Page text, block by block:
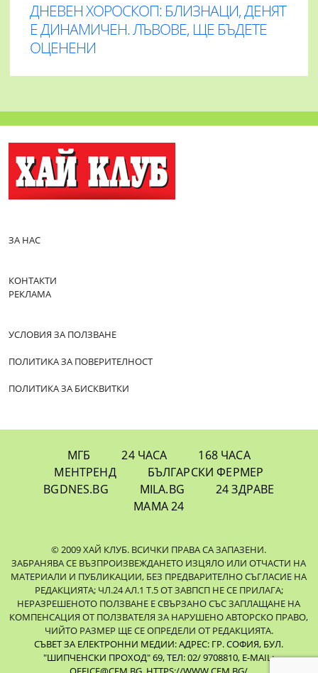
ДНЕВЕН ХОРОСКОП: БЛИЗНАЦИ, ДЕНЯТ
Е ДИНАМИЧЕН. ЛЪВОВЕ, ЩЕ БЪДЕТЕ
ОЦЕНЕНИ
ЗА НАС
КОНТАКТИ
РЕКЛАМА
УСЛОВИЯ ЗА ПОЛЗВАНЕ
ПОЛИТИКА ЗА ПОВЕРИТЕЛНОСТ
ПОЛИТИКА ЗА БИСКВИТКИ
МГБ 24 ЧАСА
168 ЧАСА
МЕНТРЕНД
БЪЛГАРСКИ ФЕРМЕР
BGDNES.BG
MILA.BG
24 ЗДРАВЕ
МАМА 24
© 2009 ХАЙ КЛУБ. ВСИЧКИ ПРАВА СА ЗАПАЗЕНИ.
ЗАБРАНЯВА СЕ ВЪЗПРОИЗВЕЖДАНЕТО ИЗЦЯЛО ИЛИ ОТЧАСТИ НА
МАТЕРИАЛИ И ПУБЛИКАЦИИ, БЕЗ ПРЕДВАРИТЕЛНО СЪГЛАСИЕ НА
РЕДАКЦИЯТА; ЧЛ.24 АЛ.1 Т.5 ОТ ЗАВПСП НЕ СЕ ПРИЛАГА;
НЕРАЗРЕШЕНОТО ПОЛЗВАНЕ Е СВЪРЗАНО СЪС ЗАПЛАЩАНЕ НА
КОМПЕНСАЦИЯ ОТ ПОЛЗВАТЕЛЯ ЗА НАРУШЕНО АВТОРСКО ПРАВО,
ЧИЙТО РАЗМЕР ЩЕ СЕ ОПРЕДЕЛИ ОТ РЕДАКЦИЯТА.
СЪВЕТ ЗА ЕЛЕКТРОННИ МЕДИИ: АДРЕС: ГР. СОФИЯ, БУЛ.
"ШИПЧЕНСКИ ПРОХОД" 69, ТЕЛ: 02/ 9708810, E-MAIL: